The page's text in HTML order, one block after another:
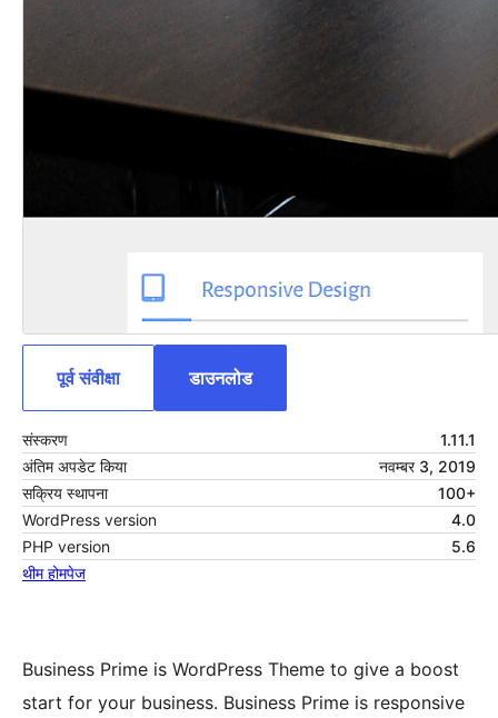
पूर्व संवीक्षा डाउनलोड
संस्करण
1.11.1
अंतिम अपडेट किया
नवम्बर 3, 2019
सक्रिय स्थापना
100+
WordPress version
4.0
PHP version
5.6
थीम होमपेज
Business Prime is WordPress Theme to give a boost
start for your business. Business Prime is responsive